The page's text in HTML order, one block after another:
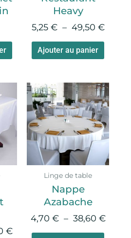
Heavy
5,25 € – 49,50 €
Ajouter au panier
la
€
Plage
de
prix :
2,99 €
à
29,50 €
produit
a
plusieurs
variations.
options
peuvent
la
Linge de table
Nappe
Azabache
4,70 € – 38,60 €
Plage
de
prix :
4,70
à
Ce
Les
sur